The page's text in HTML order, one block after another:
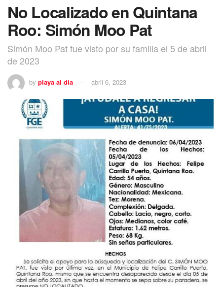
No Localizado en Quintana
Roo: Simón Moo Pat
Simón Moo Pat fue visto por su familia el 5 de abril
de 2023
by playa al dia abril 6, 2023